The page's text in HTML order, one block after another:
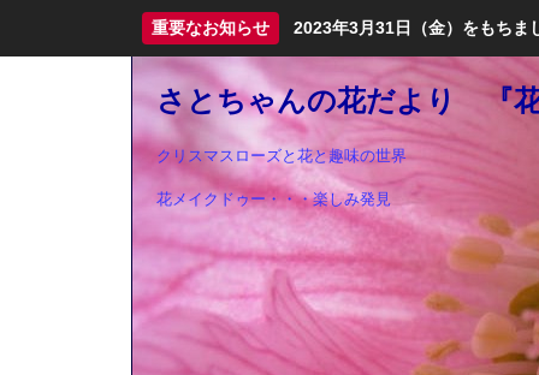
重要なお知らせ 2023年3月31日（金）をもちま
さとちゃんの花だより 『
クリスマスローズと花と趣味の世界
花メイクドゥー・・・楽しみ発見